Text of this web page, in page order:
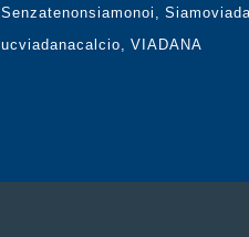
Senzatenonsiamonoi
ucviadanacalcio
VIADANA